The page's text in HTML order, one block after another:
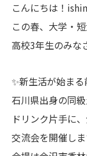
こんにちは！
この春、大学・
高校3年生のみな
✨新生活が始まる
石川県出身の同
ドリンク片手に
交流会を開催しま